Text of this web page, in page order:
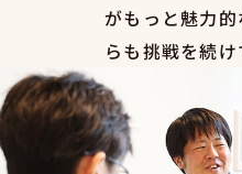
がもっと魅力
らも挑戦を続け